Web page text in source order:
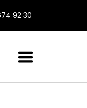
92 30